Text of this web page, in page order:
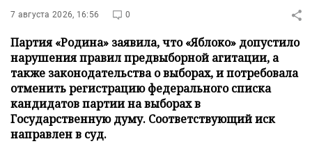
7 августа 2026, 16:56 0
Партия «Родина» заявила, что «Яблоко» допустило
нарушения правил предвыборной агитации, а
также законодательства о выборах, и потребовала
отменить регистрацию федерального списка
кандидатов партии на выборах в
Государственную думу. Соответствующий иск
направлен в суд.